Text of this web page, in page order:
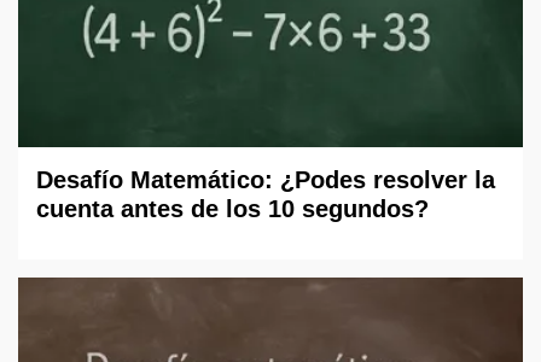
Desafío Matemático: ¿Podes resolver la
cuenta antes de los 10 segundos?